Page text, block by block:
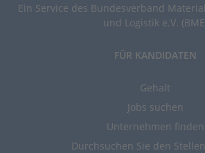
Ein Service des Bundesverband
und Logistik e.V.
FÜR KANDIDATEN
Gehalt
Jobs suchen
Unternehmen finden
Durchsuchen Sie den